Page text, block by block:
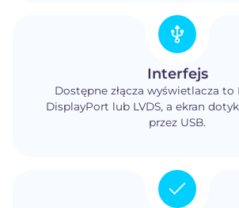
Interfejs
Dostępne złącza wyświetlacza to
DisplayPort lub LVDS, a ekran
przez USB.